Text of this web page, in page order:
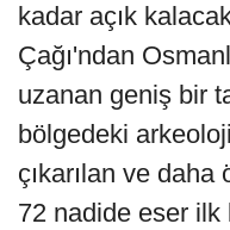
kadar açık
Çağı'ndan
uzanan geniş bir
bölgedeki
çıkarılan ve
72 nadide eser ilk